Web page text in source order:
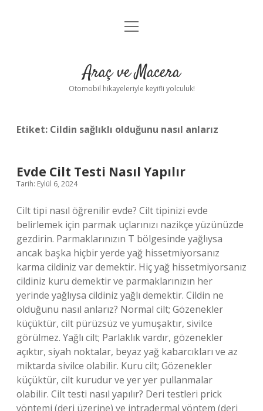
Anasayfa
Yasal Uyarı
menüyü
Araç ve Macera
Otomobil hikayeleriyle keyifli yolculuk!
Etiket: Cildin sağlıklı olduğunu nasıl anlarız
Evde Cilt Testi Nasıl Yapılır
Tarih: Eylül 6, 2024
Cilt tipi nasıl öğrenilir evde? Cilt tipinizi evde
belirlemek için parmak uçlarınızı nazikçe yüzünüzde
gezdirin. Parmaklarınızın T bölgesinde yağlıysa
ancak başka hiçbir yerde yağ hissetmiyorsanız
karma cildiniz var demektir. Hiç yağ hissetmiyorsanız
cildiniz kuru demektir ve parmaklarınızın her
yerinde yağlıysa cildiniz yağlı demektir. Cildin ne
olduğunu nasıl anlarız? Normal cilt; Gözenekler
küçüktür, cilt pürüzsüz ve yumuşaktır, sivilce
görülmez. Yağlı cilt; Parlaklık vardır, gözenekler
açıktır, siyah noktalar, beyaz yağ kabarcıkları ve az
miktarda sivilce olabilir. Kuru cilt; Gözenekler
küçüktür, cilt kurudur ve yer yer pullanmalar
olabilir. Cilt testi nasıl yapılır? Deri testleri prick
yöntemi (deri üzerine) ve intradermal yöntem (deri